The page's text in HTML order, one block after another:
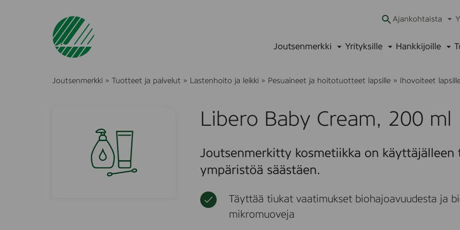
Ajankohtaista
Joutsenmerkki Yrityksille Hankkijoille
Joutsenmerkki » Tuotteet ja palvelut » Lastenhoito ja leikki » Pesuaineet ja hoitotuotteet lapsille » Ihovoiteet
Libero Baby Cream, 200 ml
Joutsenmerkitty kosmetiikka on
ympäristöä säästäen.
Täyttää tiukat vaatimukset biohajoavuudesta ja
mikromuoveja